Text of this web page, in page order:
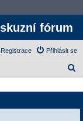
fórum
Přihlásit se
Registrace
d